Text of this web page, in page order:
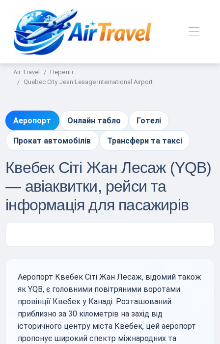
Air Travel
Переліт
Quebec City Jean Lesage International Airport
Аеропорт Онлайн табло Готелі
Прокат автомобілів Трансфери та таксі
Квебек Сіті Жан Лесаж (YQB)
— авіаквитки, рейси та
інформація для пасажирів
Аеропорт Квебек Сіті Жан Лесаж, відомий також
як YQB, є головними повітряними воротами
провінції Квебек у Канаді. Розташований
приблизно за 30 кілометрів на захід від
історичного центру міста Квебек, цей аеропорт
пропонує широкий спектр міжнародних та